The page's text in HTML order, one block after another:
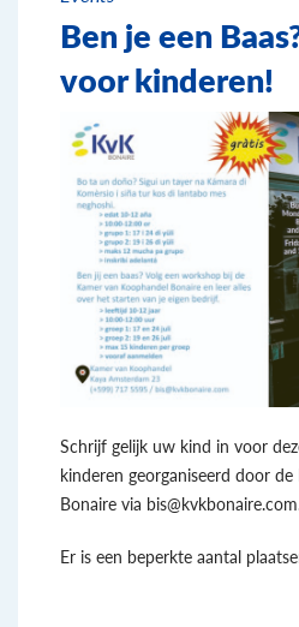
Ben je een
voor kinderen!
Schrijf gelijk uw kind in voor
kinderen georganiseerd door
Bonaire via
Er is een beperkte aantal